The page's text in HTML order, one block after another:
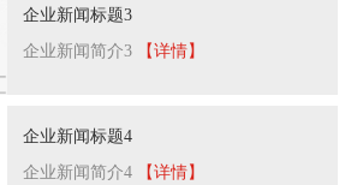
企业新闻标题3
企业新闻简介3
【详情】
企业新闻标题4
企业新闻简介4
【详情】